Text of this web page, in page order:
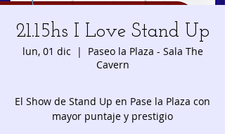
21.15hs I Love Stand Up
lun, 01 dic
  |
Paseo la Plaza - Sala The
Cavern
El Show de Stand Up en Pase la Plaza con